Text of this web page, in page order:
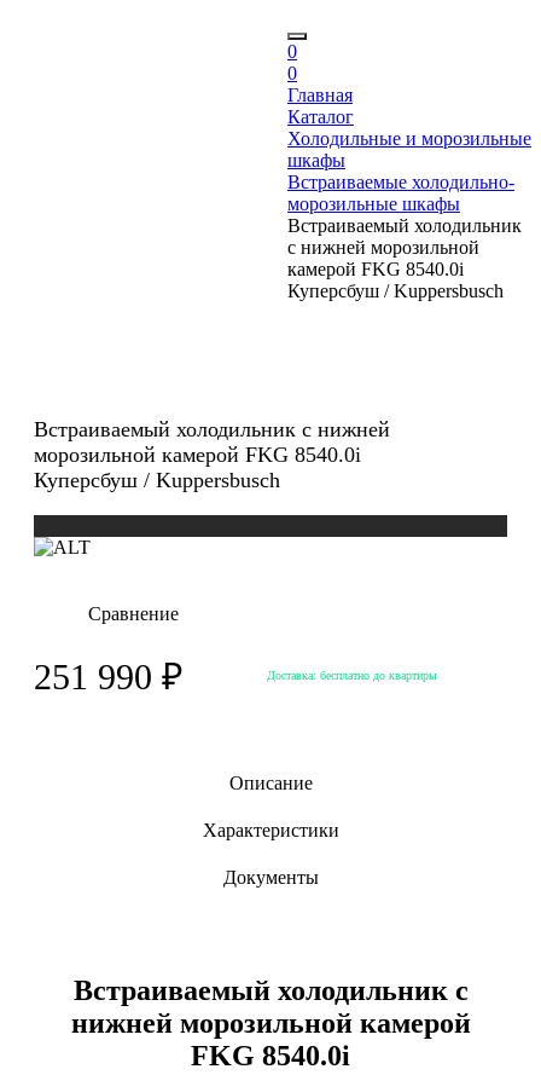
0
0
Главная
Каталог
Холодильные и морозильные
шкафы
Встраиваемые холодильно-
морозильные шкафы
Встраиваемый холодильник
с нижней морозильной
камерой FKG 8540.0i
Куперсбуш / Kuppersbusch
Встраиваемый холодильник с нижней
морозильной камерой FKG 8540.0i
Куперсбуш / Kuppersbusch
Сравнение
251 990 ₽ Доставка: бесплатно до квартиры
Описание
Характеристики
Документы
Встраиваемый холодильник с
нижней морозильной камерой
FKG 8540.0i